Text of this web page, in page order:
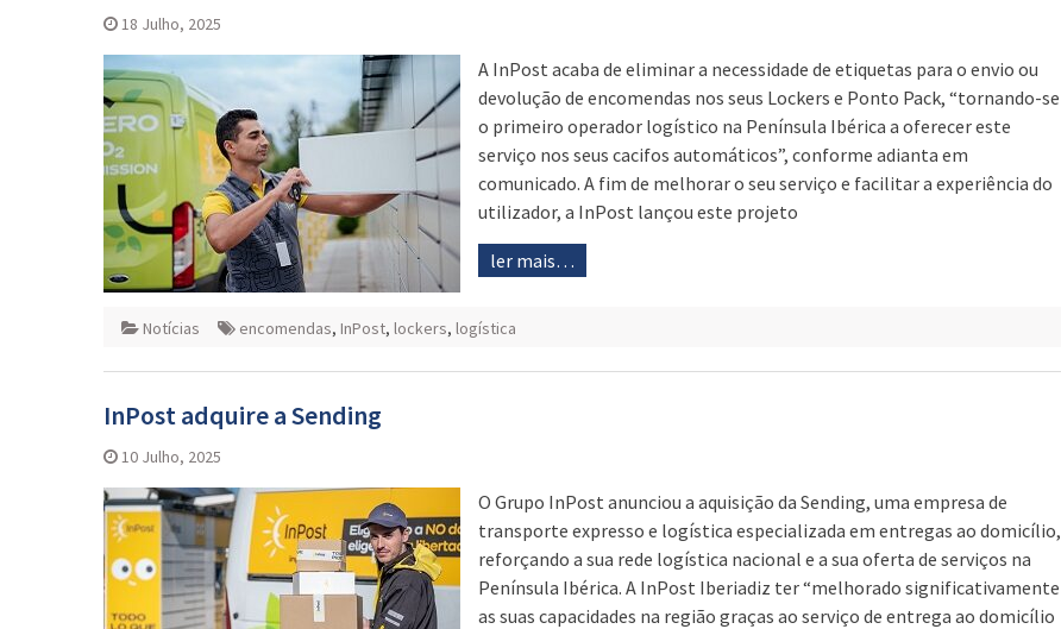
18 Julho, 2025
A InPost acaba de eliminar a necessidade de etiquetas para o envio ou
devolução de encomendas nos seus Lockers e Ponto Pack, “tornando-se
o primeiro operador logístico na Península Ibérica a oferecer este
serviço nos seus cacifos automáticos”, conforme adianta em
comunicado. A fim de melhorar o seu serviço e facilitar a experiência do
utilizador, a InPost lançou este projeto
ler mais…
Notícias encomendas, InPost, lockers, logística
InPost adquire a Sending
10 Julho, 2025
O Grupo InPost anunciou a aquisição da Sending, uma empresa de
transporte expresso e logística especializada em entregas ao domicílio,
reforçando a sua rede logística nacional e a sua oferta de serviços na
Península Ibérica. A InPost Iberiadiz ter “melhorado significativamente
as suas capacidades na região graças ao serviço de entrega ao domicílio